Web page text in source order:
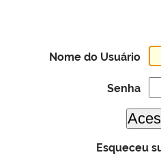
Nome do Usuário
Senha
Esqueceu